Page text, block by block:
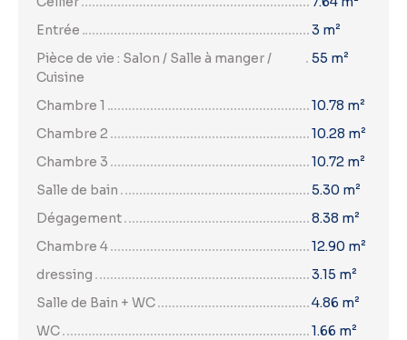
Entrée
3 m²
Pièce de vie : Salon / Salle à manger /
Cuisine
55 m²
Chambre 1
10.78 m²
Chambre 2
10.28 m²
Chambre 3
10.72 m²
Salle de bain
5.30 m²
Dégagement
8.38 m²
Chambre 4
12.90 m²
dressing
3.15 m²
Salle de Bain + WC
4.86 m²
WC
1.66 m²